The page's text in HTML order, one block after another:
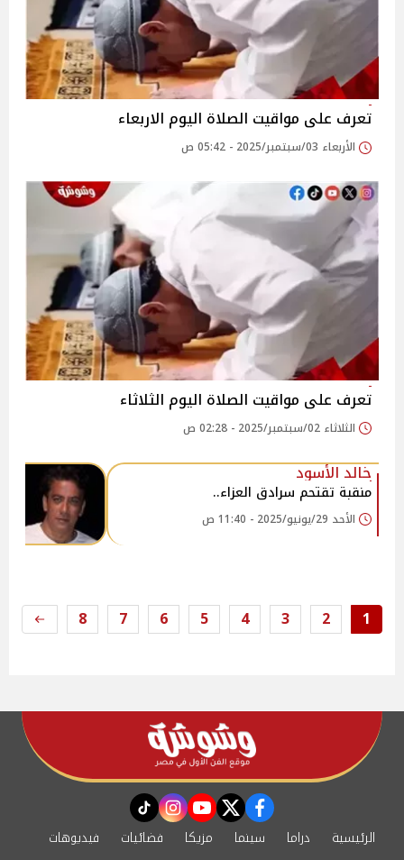
تعرف على مواقيت الصلاة اليوم الاربعاء
الأربعاء 03/سبتمبر/2025 - 05:42 ص
تعرف على مواقيت الصلاة اليوم الثلاثاء
الثلاثاء 02/سبتمبر/2025 - 02:28 ص
خالد الأسود
منقبة تقتحم سرادق العزاء..
الأحد 29/يونيو/2025 - 11:40 ص
1
2
3
4
5
6
7
8
facebook
twitter
youtube
instagram
tiktok
الرئيسية دراما سينما مزيكا فضائيات
فيديوهات